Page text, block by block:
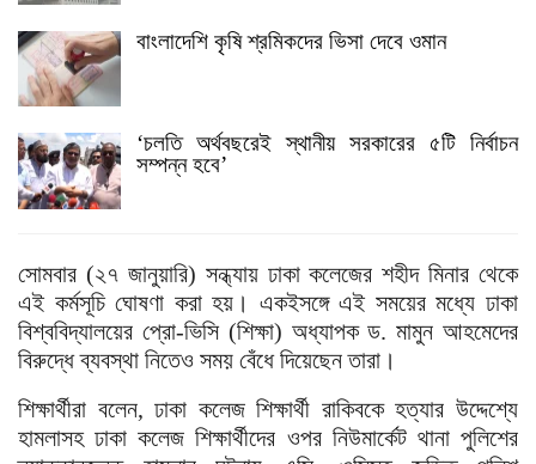
বাংলাদেশি কৃষি শ্রমিকদের ভিসা দেবে ওমান
‘চলতি অর্থবছরেই স্থানীয় সরকারের ৫টি নির্বাচন
সম্পন্ন হবে’
সোমবার (২৭ জানুয়ারি) সন্ধ্যায় ঢাকা কলেজের শহীদ মিনার থেকে
এই কর্মসূচি ঘোষণা করা হয়। একইসঙ্গে এই সময়ের মধ্যে ঢাকা
বিশ্ববিদ্যালয়ের প্রো-ভিসি (শিক্ষা) অধ্যাপক ড. মামুন আহমেদের
বিরুদ্ধে ব্যবস্থা নিতেও সময় বেঁধে দিয়েছেন তারা।
শিক্ষার্থীরা বলেন, ঢাকা কলেজ শিক্ষার্থী রাকিবকে হত্যার উদ্দেশ্যে
হামলাসহ ঢাকা কলেজ শিক্ষার্থীদের ওপর নিউমার্কেট থানা পুলিশের